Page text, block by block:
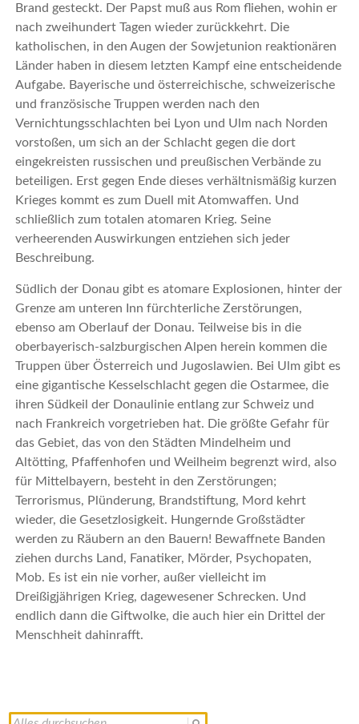
Brand gesteckt. Der Papst muß aus Rom fliehen, wohin er
nach zweihundert Tagen wieder zurückkehrt. Die
katholischen, in den Augen der Sowjetunion reaktionären
Länder haben in diesem letzten Kampf eine entscheidende
Aufgabe. Bayerische und österreichische, schweizerische
und französische Truppen werden nach den
Vernichtungsschlachten bei Lyon und Ulm nach Norden
vorstoßen, um sich an der Schlacht gegen die dort
eingekreisten russischen und preußischen Verbände zu
beteiligen. Erst gegen Ende dieses verhältnismäßig kurzen
Krieges kommt es zum Duell mit Atomwaffen. Und
schließlich zum totalen atomaren Krieg. Seine
verheerenden Auswirkungen entziehen sich jeder
Beschreibung.
Südlich der Donau gibt es atomare Explosionen, hinter der
Grenze am unteren Inn fürchterliche Zerstörungen,
ebenso am Oberlauf der Donau. Teilweise bis in die
oberbayerisch-salzburgischen Alpen herein kommen die
Truppen über Österreich und Jugoslawien. Bei Ulm gibt es
eine gigantische Kesselschlacht gegen die Ostarmee, die
ihren Südkeil der Donaulinie entlang zur Schweiz und
nach Frankreich vorgetrieben hat. Die größte Gefahr für
das Gebiet, das von den Städten Mindelheim und
Altötting, Pfaffenhofen und Weilheim begrenzt wird, also
für Mittelbayern, besteht in den Zerstörungen;
Terrorismus, Plünderung, Brandstiftung, Mord kehrt
wieder, die Gesetzlosigkeit. Hungernde Großstädter
werden zu Räubern an den Bauern! Bewaffnete Banden
ziehen durchs Land, Fanatiker, Mörder, Psychopaten,
Mob. Es ist ein nie vorher, außer vielleicht im
Dreißigjährigen Krieg, dagewesener Schrecken. Und
endlich dann die Giftwolke, die auch hier ein Drittel der
Menschheit dahinrafft.